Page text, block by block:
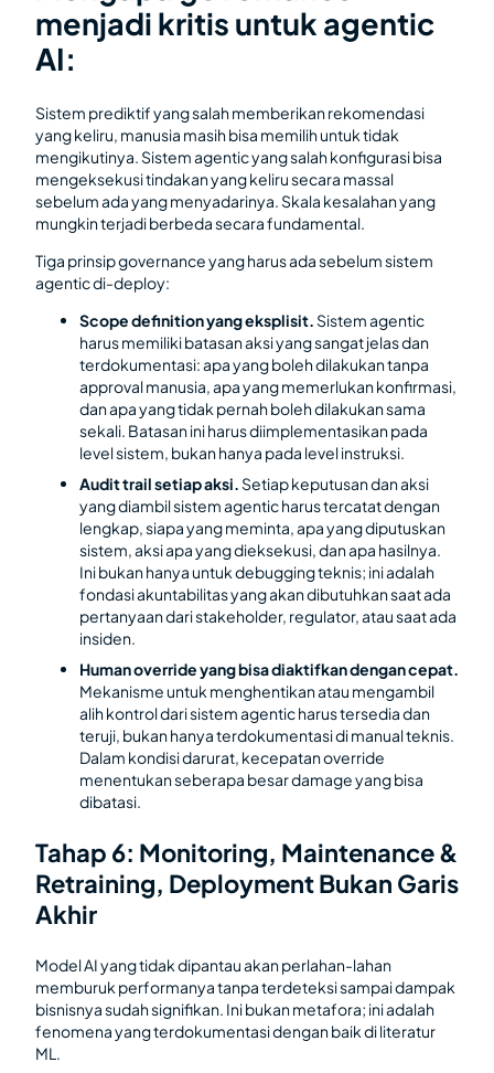
menjadi kritis untuk agentic
AI:
Sistem prediktif yang salah memberikan rekomendasi
yang keliru, manusia masih bisa memilih untuk tidak
mengikutinya. Sistem agentic yang salah konfigurasi bisa
mengeksekusi tindakan yang keliru secara massal
sebelum ada yang menyadarinya. Skala kesalahan yang
mungkin terjadi berbeda secara fundamental.
Tiga prinsip governance yang harus ada sebelum sistem
agentic di-deploy:
Scope definition yang eksplisit. Sistem agentic
harus memiliki batasan aksi yang sangat jelas dan
terdokumentasi: apa yang boleh dilakukan tanpa
approval manusia, apa yang memerlukan konfirmasi,
dan apa yang tidak pernah boleh dilakukan sama
sekali. Batasan ini harus diimplementasikan pada
level sistem, bukan hanya pada level instruksi.
Audit trail setiap aksi. Setiap keputusan dan aksi
yang diambil sistem agentic harus tercatat dengan
lengkap, siapa yang meminta, apa yang diputuskan
sistem, aksi apa yang dieksekusi, dan apa hasilnya.
Ini bukan hanya untuk debugging teknis; ini adalah
fondasi akuntabilitas yang akan dibutuhkan saat ada
pertanyaan dari stakeholder, regulator, atau saat ada
insiden.
Human override yang bisa diaktifkan dengan cepat.
Mekanisme untuk menghentikan atau mengambil
alih kontrol dari sistem agentic harus tersedia dan
teruji, bukan hanya terdokumentasi di manual teknis.
Dalam kondisi darurat, kecepatan override
menentukan seberapa besar damage yang bisa
dibatasi.
Tahap 6: Monitoring, Maintenance &
Retraining, Deployment Bukan Garis
Akhir
Model AI yang tidak dipantau akan perlahan-lahan
memburuk performanya tanpa terdeteksi sampai dampak
bisnisnya sudah signifikan. Ini bukan metafora; ini adalah
fenomena yang terdokumentasi dengan baik di literatur
ML.